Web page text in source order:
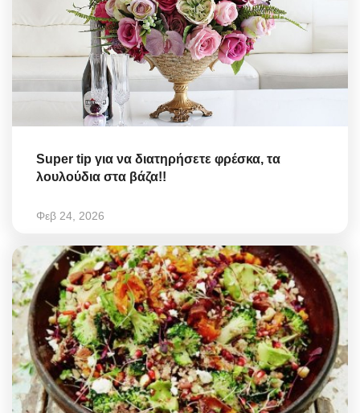
Super tip για να διατηρήσετε φρέσκα, τα
λουλούδια στα βάζα!!
Φεβ 24, 2026